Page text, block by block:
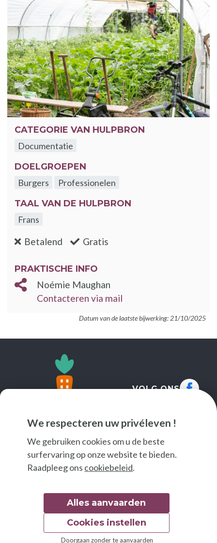
We respecteren uw privéleven !
We gebruiken cookies om u de beste
surfervaring op onze website te bieden.
Raadpleeg ons cookiebeleid.
Alles aanvaarden
Doorgaan zonder te aanvaarden
Cookies instellen
CATEGORIE VAN HULPBRON
Documentatie
DOELGROEPEN
Burgers
Professionelen
TAAL VAN DE HULPBRON
Frans
Betalend :nee Gratis
PRAKTISCHE INFO
Noémie Maughan
Contacteren via mail
Datum van de laatste bijwerking: 21/10/2025
VOLG ONS
© 2026 Good Food